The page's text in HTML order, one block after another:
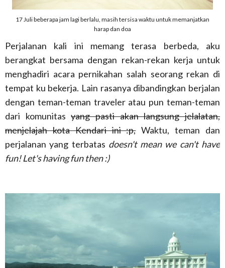
17 Juli beberapa jam lagi berlalu, masih tersisa waktu untuk memanjatkan
harap dan doa
Perjalanan kali ini memang terasa berbeda, aku
berangkat bersama dengan rekan-rekan kerja untuk
menghadiri acara pernikahan salah seorang rekan di
tempat ku bekerja. Lain rasanya dibandingkan berjalan
dengan teman-teman traveler atau pun teman-teman
dari komunitasyang pasti akan langsung jelalatan,
menjelajah kota Kendari ini :p,Waktu, teman dan
perjalanan yang terbatas doesn't mean we can't have
fun! Let's having fun then :)